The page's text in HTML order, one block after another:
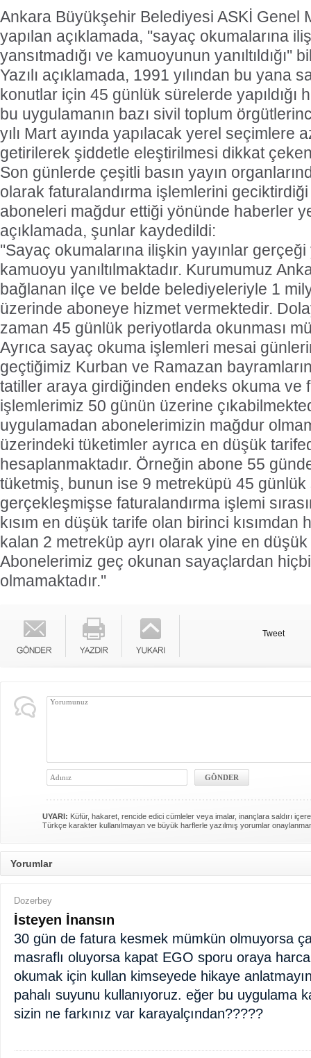
Ankara Büyükşehir Belediyesi ASKİ Genel
yapılan açıklamada, ''sayaç okumalarına
yansıtmadığı ve kamuoyunun yanıltıldığı''
Yazılı açıklamada, 1991 yılından bu yana
konutlar için 45 günlük sürelerde yapıldığı
bu uygulamanın bazı sivil toplum
yılı Mart ayında yapılacak yerel seçimlere
getirilerek şiddetle eleştirilmesi dikkat
Son günlerde çeşitli basın yayın
olarak faturalandırma işlemlerini
aboneleri mağdur ettiği yönünde haberler
açıklamada, şunlar kaydedildi:
''Sayaç okumalarına ilişkin yayınlar
kamuoyu yanıltılmaktadır. Kurumumuz
bağlanan ilçe ve belde belediyeleriyle 1
üzerinde aboneye hizmet vermektedir.
zaman 45 günlük periyotlarda okunması
Ayrıca sayaç okuma işlemleri mesai
geçtiğimiz Kurban ve Ramazan
tatiller araya girdiğinden endeks okuma ve
işlemlerimiz 50 günün üzerine
uygulamadan abonelerimizin mağdur
üzerindeki tüketimler ayrıca en düşük
hesaplanmaktadır. Örneğin abone 55
tüketmiş, bunun ise 9 metreküpü 45 günlük
gerçekleşmişse faturalandırma işlemi
kısım en düşük tarife olan birinci kısımdan
kalan 2 metreküp ayrı olarak yine en
Abonelerimiz geç okunan sayaçlardan
olmamaktadır.''
Tweet
UYARI: Küfür, hakaret, rencide edici cümleler veya imalar, inançlara saldırı
Türkçe karakter kullanılmayan ve büyük harflerle yazılmış yorumlar
Yorumlar
Dozerbey
İsteyen İnansın
30 gün de fatura kesmek mümkün olmuyorsa
masraflı oluyorsa kapat EGO sporu oraya
okumak için kullan kimseyede hikaye
pahalı suyunu kullanıyoruz. eğer bu uygulama
sizin ne farkınız var karayalçından?????